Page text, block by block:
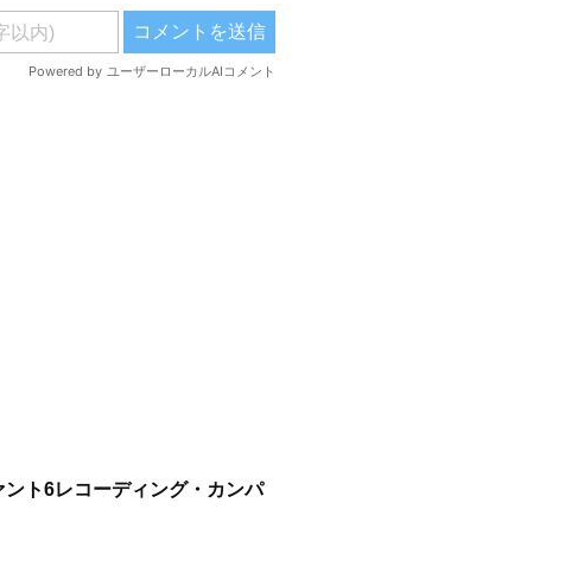
ト6レコーディング・カンパ